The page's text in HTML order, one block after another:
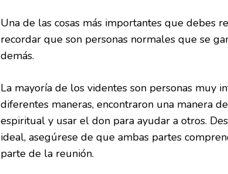
Una de las cosas más importantes que debes
recordar que son personas normales que se
demás.
La mayoría de los videntes son personas muy
diferentes maneras, encontraron una manera
espiritual y usar el don para ayudar a otros.
ideal, asegúrese de que ambas partes
parte de la reunión.